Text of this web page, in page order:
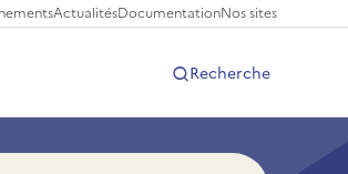
ActualitésDocumentationNos sites
Recherche